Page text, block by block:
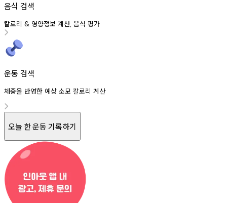
음식 검색
칼로리 & 영양정보 계산, 음식 평가
운동 검색
체중을 반영한 예상 소모 칼로리 계산
오늘 한 운동 기록하기